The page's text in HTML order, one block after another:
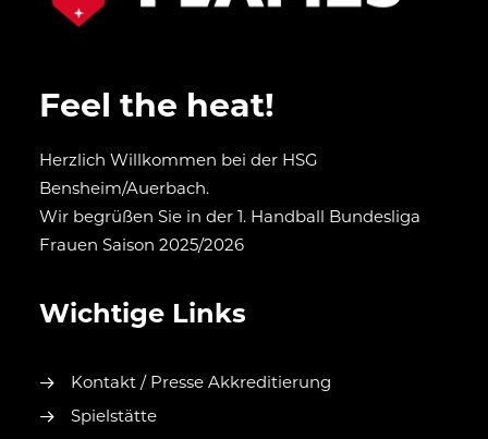
Feel the heat!
Herzlich Willkommen bei der HSG
Bensheim/Auerbach.
Wir begrüßen Sie in der 1. Handball Bundesliga
Frauen Saison 2025/2026
Wichtige Links
Kontakt / Presse Akkreditierung
Spielstätte